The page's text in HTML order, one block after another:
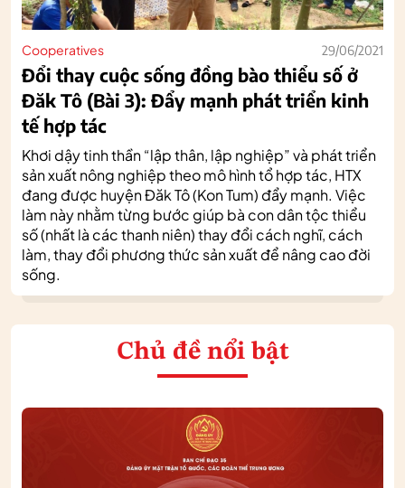
Cooperatives 29/06/2021
Đổi thay cuộc sống đồng bào thiểu số ở
Đăk Tô (Bài 3): Đẩy mạnh phát triển kinh
tế hợp tác
Khơi dậy tinh thần “lập thân, lập nghiệp” và phát triển
sản xuất nông nghiệp theo mô hình tổ hợp tác, HTX
đang được huyện Đăk Tô (Kon Tum) đẩy mạnh. Việc
làm này nhằm từng bước giúp bà con dân tộc thiểu
số (nhất là các thanh niên) thay đổi cách nghĩ, cách
làm, thay đổi phương thức sản xuất để nâng cao đời
sống.
Chủ đề nổi bật